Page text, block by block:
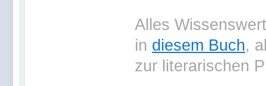
Alles
in diesem Buch,
zur literarischen